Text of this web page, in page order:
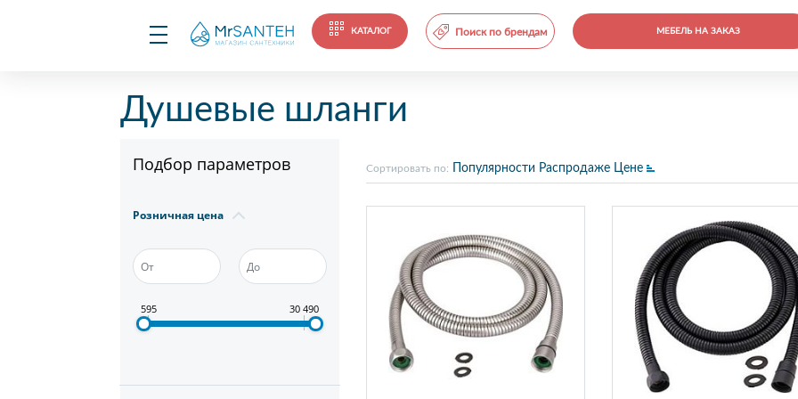
КАТАЛОГ Поиск по брендам МЕБЕЛЬ НА ЗАКАЗ
Душевые шланги
Подбор параметров
Розничная цена
595 30 490
Сортировать по: Популярности Распродаже Цене